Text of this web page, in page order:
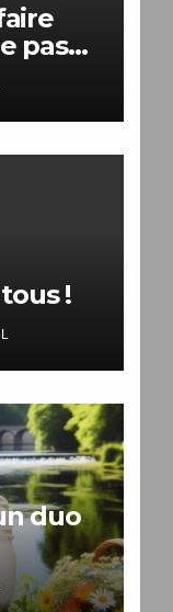
pas
!
duo